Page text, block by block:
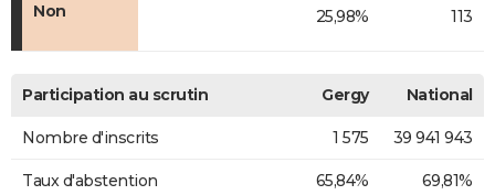
Non 25,98% 113
Participation au scrutin Gergy National
Nombre d'inscrits 1 575 39 941 943
Taux d'abstention 65,84% 69,81%